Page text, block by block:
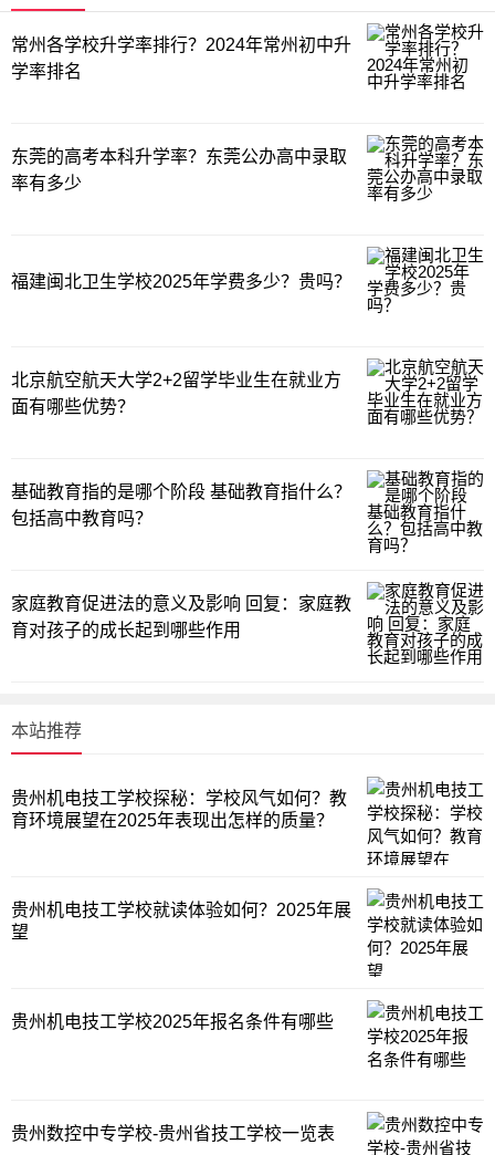
常州各学校升学率排行？2024年常州初中升
学率排名
东莞的高考本科升学率？东莞公办高中录取
率有多少
福建闽北卫生学校2025年学费多少？贵吗？
北京航空航天大学2+2留学毕业生在就业方
面有哪些优势？
基础教育指的是哪个阶段 基础教育指什么？
包括高中教育吗？
家庭教育促进法的意义及影响 回复：家庭教
育对孩子的成长起到哪些作用
本站推荐
贵州机电技工学校探秘：学校风气如何？教
育环境展望在2025年表现出怎样的质量？
贵州机电技工学校就读体验如何？2025年展
望
贵州机电技工学校2025年报名条件有哪些
贵州数控中专学校-贵州省技工学校一览表